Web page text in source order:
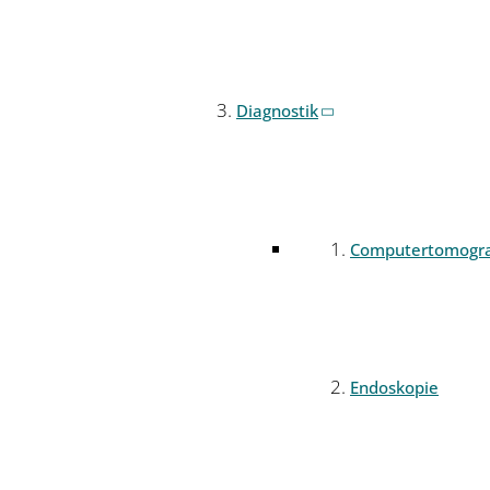
Diagnostik
Endoskopie